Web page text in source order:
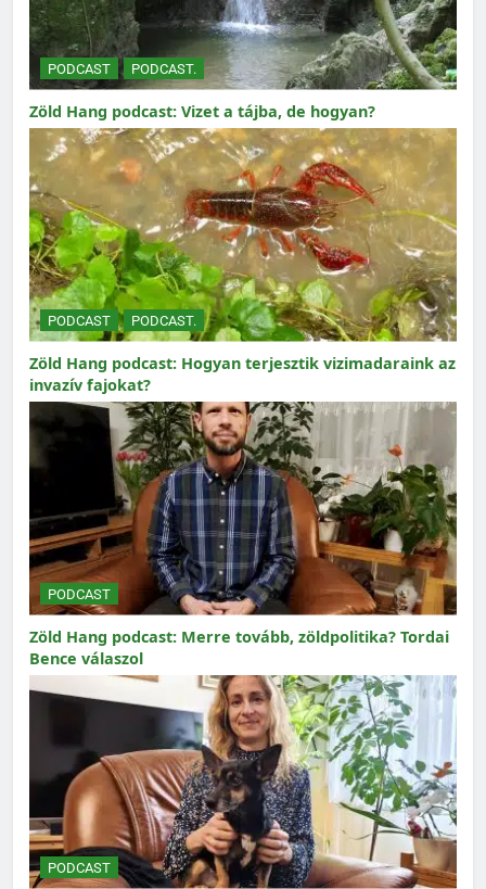
PODCAST PODCAST.
Zöld Hang podcast: Vizet a tájba, de hogyan?
PODCAST PODCAST.
Zöld Hang podcast: Hogyan terjesztik vizimadaraink az
invazív fajokat?
PODCAST
Zöld Hang podcast: Merre tovább, zöldpolitika? Tordai
Bence válaszol
PODCAST